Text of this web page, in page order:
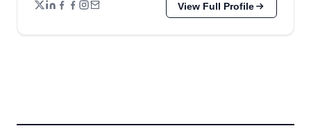
View Full Profile